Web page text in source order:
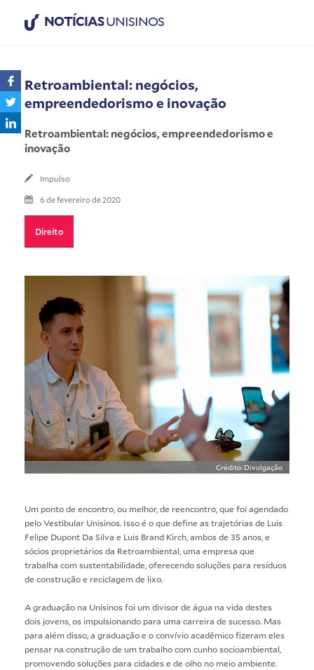
NOTÍCIASUNISINOS
Retroambiental: negócios,
empreendedorismo e inovação
Retroambiental: negócios, empreendedorismo e
inovação
Impulso
6 de fevereiro de 2020
Direito
Crédito: Divulgação
Um ponto de encontro, ou melhor, de reencontro, que foi agendado
pelo Vestibular Unisinos. Isso é o que define as trajetórias de Luis
Felipe Dupont Da Silva e Luis Brand Kirch, ambos de 35 anos, e
sócios proprietários da Retroambiental, uma empresa que
trabalha com sustentabilidade, oferecendo soluções para resíduos
de construção e reciclagem de lixo.
A graduação na Unisinos foi um divisor de água na vida destes
dois jovens, os impulsionando para uma carreira de sucesso. Mas
para além disso, a graduação e o convívio acadêmico fizeram eles
pensar na construção de um trabalho com cunho socioambiental,
promovendo soluções para cidades e de olho no meio ambiente.